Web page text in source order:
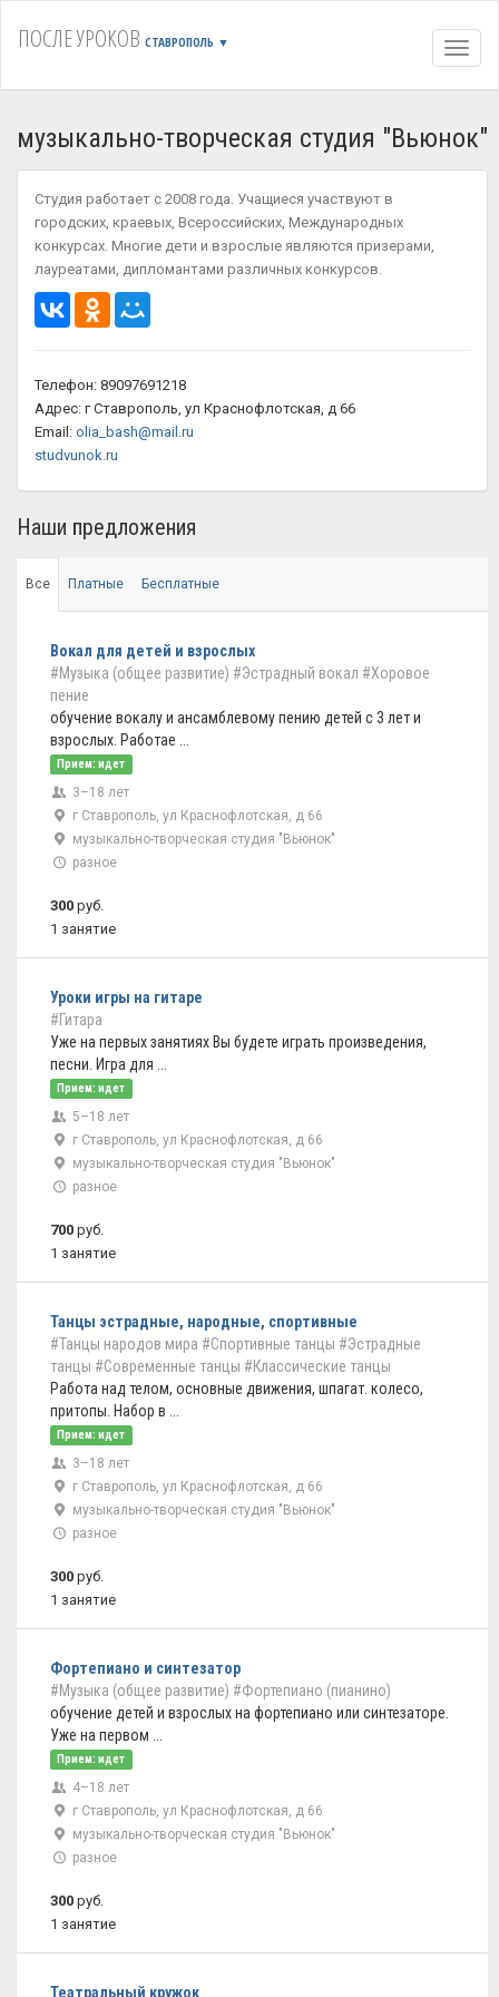
ПОСЛЕ УРОКОВ СТАВРОПОЛЬ ▼
музыкально-творческая студия "Вьюнок"
Студия работает с 2008 года. Учащиеся участвуют в
городских, краевых, Всероссийских, Международных
конкурсах. Многие дети и взрослые являются призерами,
лауреатами, дипломантами различных конкурсов.
Телефон: 89097691218
Адрес: г Ставрополь, ул Краснофлотская, д 66
Email: olia_bash@mail.ru
studvunok.ru
Наши предложения
Все Платные Бесплатные
Вокал для детей и взрослых
#Музыка (общее развитие) #Эстрадный вокал #Хоровое
пение
обучение вокалу и ансамблевому пению детей с 3 лет и
взрослых. Работае ...
Прием: идет
3–18 лет
г Ставрополь, ул Краснофлотская, д 66
музыкально-творческая студия "Вьюнок"
разное
300 руб.
1 занятие
Уроки игры на гитаре
#Гитара
Уже на первых занятиях Вы будете играть произведения,
песни. Игра для ...
Прием: идет
5–18 лет
г Ставрополь, ул Краснофлотская, д 66
музыкально-творческая студия "Вьюнок"
разное
700 руб.
1 занятие
Танцы эстрадные, народные, спортивные
#Танцы народов мира #Спортивные танцы #Эстрадные
танцы #Современные танцы #Классические танцы
Работа над телом, основные движения, шпагат. колесо,
притопы. Набор в ...
Прием: идет
3–18 лет
г Ставрополь, ул Краснофлотская, д 66
музыкально-творческая студия "Вьюнок"
разное
300 руб.
1 занятие
Фортепиано и синтезатор
#Музыка (общее развитие) #Фортепиано (пианино)
обучение детей и взрослых на фортепиано или синтезаторе.
Уже на первом ...
Прием: идет
4–18 лет
г Ставрополь, ул Краснофлотская, д 66
музыкально-творческая студия "Вьюнок"
разное
300 руб.
1 занятие
Театральный кружок